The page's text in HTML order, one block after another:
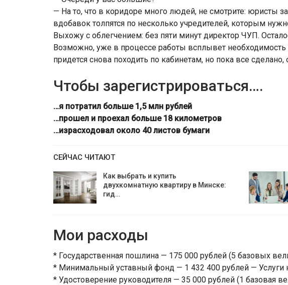
— На то, что в коридоре много людей, не смотрите: юристы
вдобавок толпятся по несколько учредителей, которым
Выхожу с облегчением: без пяти минут директор ЧУП.
Возможно, уже в процессе работы всплывет
придется снова походить по кабинетам, но пока все сделано,
Чтобы зарегистрироваться….
…я потратил больше 1,5 млн рублей
…прошел и проехал больше 18 километров
…израсходовал около 40 листов бумаги
СЕЙЧАС ЧИТАЮТ
Как выбрать и купить
двухкомнатную квартиру в Минске:
гид…
Мои расходы
* Государственная пошлина — 175 000 рублей (5 базовых
* Минимальный уставный фонд — 1 432 400 рублей — Услуги
* Удостоверение руководителя — 35 000 рублей (1 базовая